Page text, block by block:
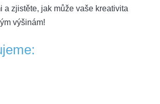
a zjistěte, jak může vaše kreativita
výšinám!